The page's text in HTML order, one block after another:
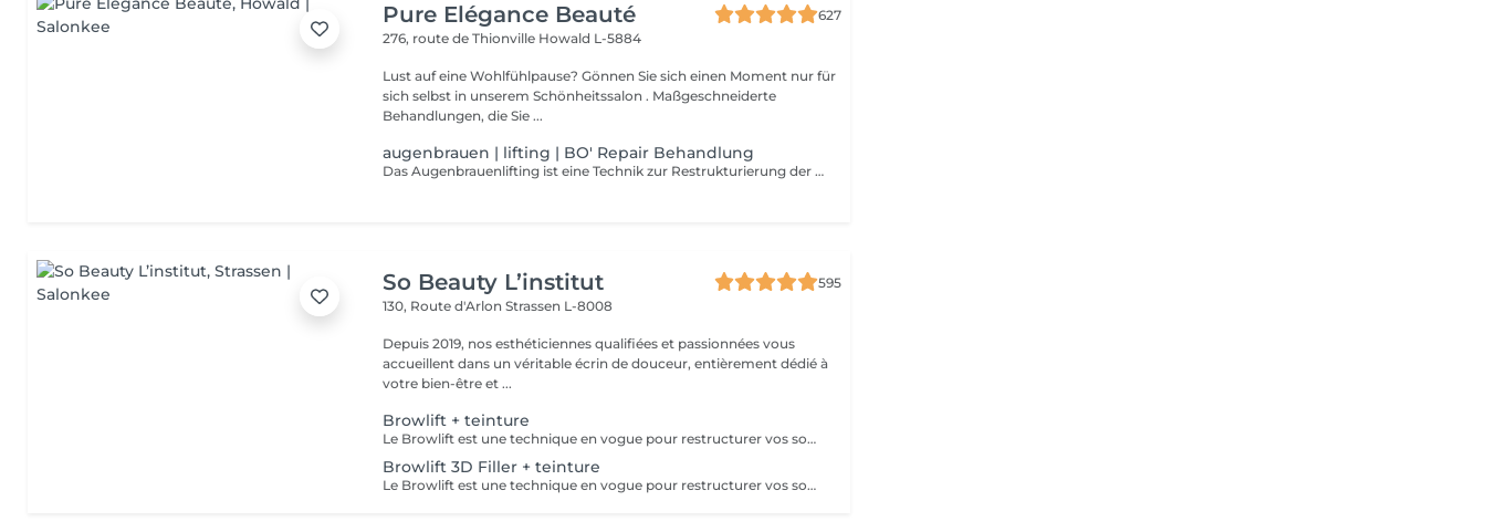
Pure Elégance Beauté
627
276, route de Thionville Howald L-5884
Lust auf eine Wohlfühlpause? Gönnen Sie sich einen Moment nur für
sich selbst in unserem Schönheitssalon . Maßgeschneiderte
Behandlungen, die Sie ...
augenbrauen | lifting | BO' Repair Behandlung
Das Augenbrauenlifting ist eine Technik zur Restrukturierung der Augenbrauen, die darauf abzielt, die Härchen zu verbessern. Es wird mit einem Pinsel und mehreren Behandlungen durchgeführt. Die Kombination ihrer Wirkungen ermöglicht es, dichte und markierte Augenbrauen zu erhalten. Ermöglicht die Restrukturierung, Verdichtung und Disziplinierung spärlicher und rebellischer Augenbrauen, hebt aber auch die Augen sowie hängende Augenlider an. BO'Repair Vitaminmaske
So Beauty L’institut
595
130, Route d'ArlonStrassen L-8008
Depuis 2019, nos esthéticiennes qualifiées et passionnées vous
accueillent dans un véritable écrin de douceur, entièrement dédié à
votre bien-être et ...
Browlift + teinture
Le Browlift est une technique en vogue pour restructurer vos sourcils qui permet de les épaissir et les rehausser tout en fixant leur mouvement pour un résultat qui dure environ 6 semaines. Ils paraissent plus fournis et volumineux,la teinture va accentuer la forme et intensifier la couleur. Le Browlift ouvre votre regard et le met en valeur.
Browlift 3D Filler + teinture
Le Browlift est une technique en vogue pour restructurer vos sourcils qui permet de les épaissir et les rehausser tout en fixant leur mouvement pour un résultat qui dure environ 6 semaines. Ils paraissent plus fournis et volumineux et la teinture va accentuer la forme et intensifier la couleur. Le Browlift ouvre votre regard et le met en valeur. Le soin 3D Filler est un soin naturel qui va agir sur la structure du poil et ainsi favoriser la croissance et le nourrir en profondeur.